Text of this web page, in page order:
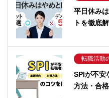
平日休み
トを徹底
転職活動
SPIが不安
方法・合